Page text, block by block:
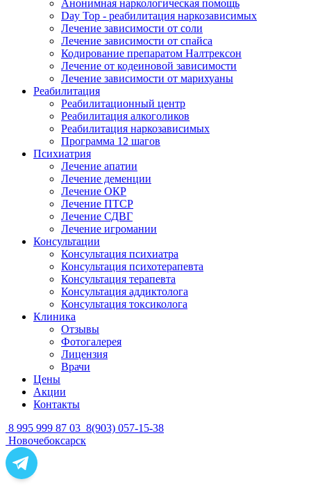
Анонимная наркологическая помощь
Day Top - реабилитация наркозависимых
Лечение зависимости от соли
Лечение зависимости от спайса
Кодирование препаратом Налтрексон
Лечение от кодеиновой зависимости
Лечение зависимости от марихуаны
Реабилитация
Реабилитационный центр
Реабилитация алкоголиков
Реабилитация наркозависимых
Программа 12 шагов
Психиатрия
Лечение апатии
Лечение деменции
Лечение ОКР
Лечение ПТСР
Лечение СДВГ
Лечение игромании
Консультации
Консультация психиатра
Консультация психотерапевта
Консультация терапевта
Консультация аддиктолога
Консультация токсиколога
Клиника
Отзывы
Фотогалерея
Лицензия
Врачи
Цены
Акции
Контакты
8 995 999 87 03 8(903) 057-15-38
Новочебоксарск